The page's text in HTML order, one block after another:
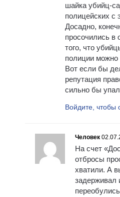
шайка убийц-
полицейских с
Досадно,
просочились в
того, что
полиции можно
Вот если бы
репутация
сильно бы
Войдите, чтобы
Человек
На счет
отбросы
хватили. А
задерживал